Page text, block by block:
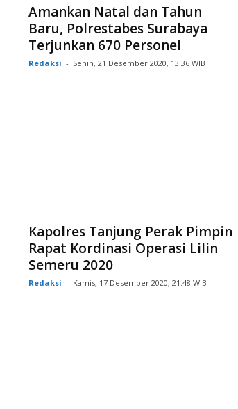
Amankan Natal dan Tahun
Baru, Polrestabes Surabaya
Terjunkan 670 Personel
Redaksi - Senin, 21 Desember 2020, 13:36 WIB
Kapolres Tanjung Perak Pimpin
Rapat Kordinasi Operasi Lilin
Semeru 2020
Redaksi - Kamis, 17 Desember 2020, 21:48 WIB